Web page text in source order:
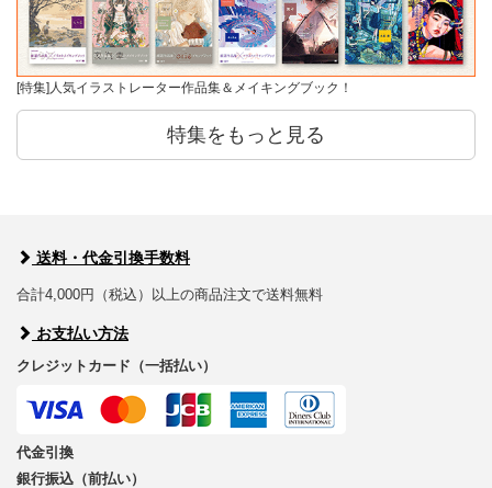
[特集]人気イラストレーター作品集＆メイキングブック！
特集をもっと見る
送料・代金引換手数料
合計4,000円（税込）以上の商品注文で送料無料
お支払い方法
クレジットカード（一括払い）
代金引換
銀行振込（前払い）